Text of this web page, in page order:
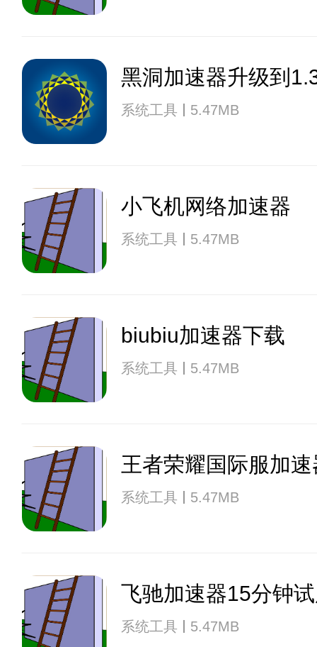
黑洞加速器升级到
系统工具 5.47MB
小飞机网络加速器
系统工具 5.47MB
biubiu加速器下载
系统工具 5.47MB
王者荣耀国际服加
系统工具 5.47MB
飞驰加速器15分钟
系统工具 5.47MB